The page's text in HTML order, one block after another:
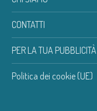
CONTATTI
PER LA TUA PUBBLICITÀ
Politica dei cookie (UE)